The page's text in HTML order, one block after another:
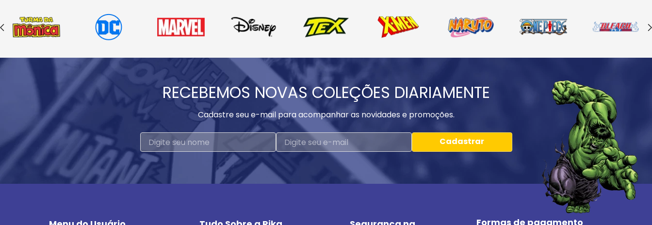
RECEBEMOS NOVAS COLEÇÕES DIARIAMENTE
Cadastre seu e-mail para acompanhar as novidades e promoções.
Cadastrar
Formas de pagamento